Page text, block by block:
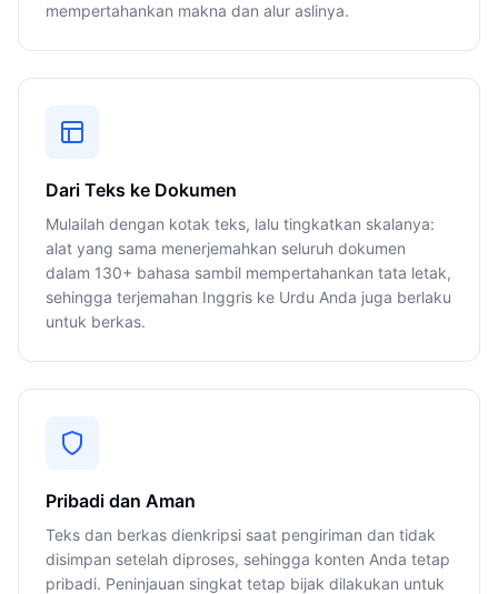
mempertahankan makna dan alur aslinya.
Dari Teks ke Dokumen
Mulailah dengan kotak teks, lalu tingkatkan skalanya:
alat yang sama menerjemahkan seluruh dokumen
dalam 130+ bahasa sambil mempertahankan tata letak,
sehingga terjemahan Inggris ke Urdu Anda juga berlaku
untuk berkas.
Pribadi dan Aman
Teks dan berkas dienkripsi saat pengiriman dan tidak
disimpan setelah diproses, sehingga konten Anda tetap
pribadi. Peninjauan singkat tetap bijak dilakukan untuk